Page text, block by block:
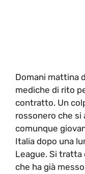
Domani mattina
mediche di rito
contratto. Un
rossonero che si
comunque
Italia dopo una
League. Si
che ha già